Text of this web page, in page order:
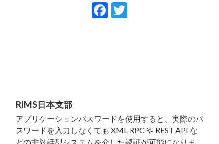
F
RIMS日本支部
アプリケーションパスワードを使用すると、実際のパ
スワードを入力しなくても XML-RPC や REST API な
どの非対話型システムを介した認証が可能になりま